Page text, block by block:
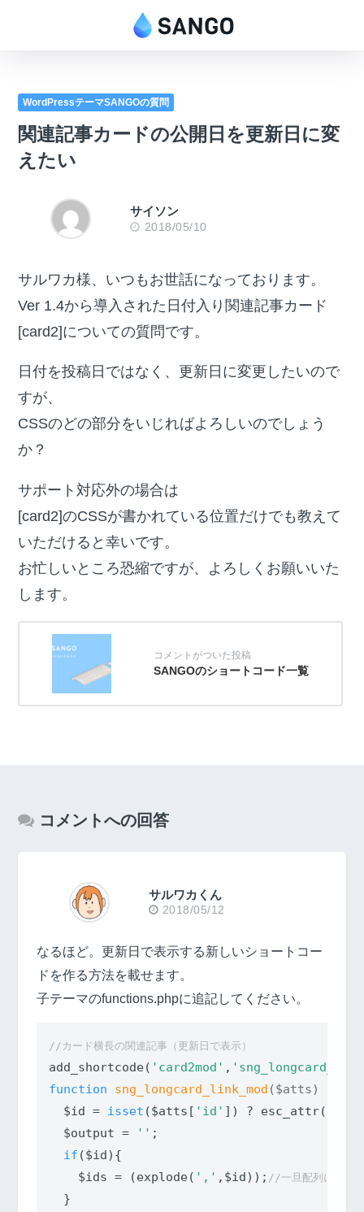
WordPressテーマSANGOの質問
関連記事カードの公開日を更新日に変
えたい
サイソン
2018/05/10
サルワカ様、いつもお世話になっております。
Ver 1.4から導入された日付入り関連記事カード
[card2]についての質問です。
日付を投稿日ではなく、更新日に変更したいので
すが、
CSSのどの部分をいじればよろしいのでしょう
か？
サポート対応外の場合は
[card2]のCSSが書かれている位置だけでも教えて
いただけると幸いです。
お忙しいところ恐縮ですが、よろしくお願いいた
します。
SANGOのショートコード一覧
コメントへの回答
サルワカくん
2018/05/12
なるほど。更新日で表示する新しいショートコー
ドを作る方法を載せます。
子テーマのfunctions.phpに追記してください。
//カード横長の関連記事（更新日で表示）
add_shortcode( 'card2mod' ,
function
sng_longcard_link_mod ($atts)
  $id =
isset ($atts[ 'id' ]) ?
  $output =
'' ;
if ($id){
    $ids = (explode(
',' ,$id)); //一旦配列に
  }